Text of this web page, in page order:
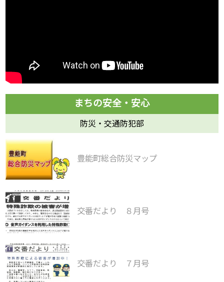
防災・交通防犯部
豊能町総合防災マップ
交番だより ８月号
交番だより ７月号